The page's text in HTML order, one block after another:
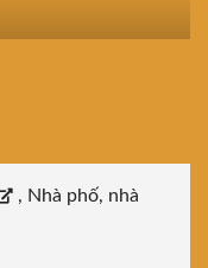
, Nhà phố, nhà